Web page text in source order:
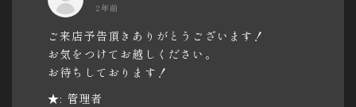
2年前
ご来店予告頂きありがとうございます！
お気をつけてお越しください。
お待ちしております！
★: 管理者